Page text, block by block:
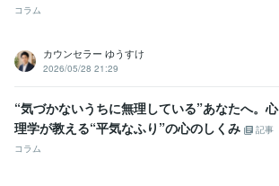
コラム
カウンセラー ゆうすけ
2026/05/28 21:29
“気づかないうちに無理している”あなたへ。心
理学が教える“平気なふり”の心のしくみ
記事
コラム